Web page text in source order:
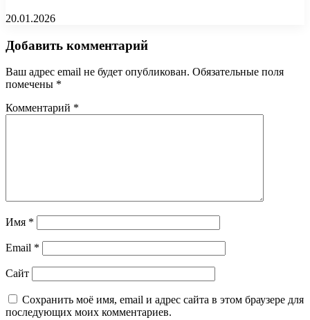
20.01.2026
Добавить комментарий
Ваш адрес email не будет опубликован. Обязательные поля
помечены *
Комментарий *
Имя *
Email *
Сайт
Сохранить моё имя, email и адрес сайта в этом браузере для
последующих моих комментариев.